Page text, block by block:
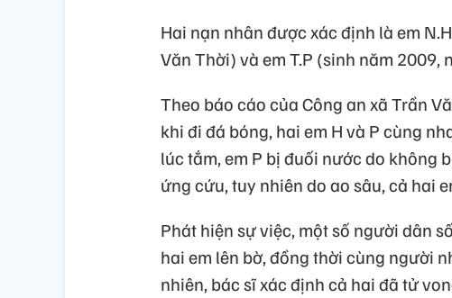
Hai nạn nhân được xác định là em
Văn Thời) và em T.P (sinh năm 2009,
Theo báo cáo của Công an xã Trần
khi đi đá bóng, hai em H và P cùng
lúc tắm, em P bị đuối nước do không
ứng cứu, tuy nhiên do ao sâu, cả hai
Phát hiện sự việc, một số người dân
hai em lên bờ, đồng thời cùng người
nhiên, bác sĩ xác định cả hai đã tử